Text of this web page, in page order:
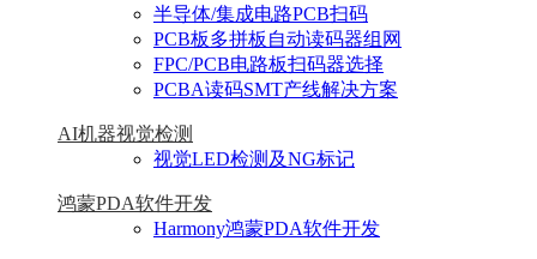
半导体/集成电路PCB扫码
PCB板多拼板自动读码器组网
FPC/PCB电路板扫码器选择
PCBA读码SMT产线解决方案
AI机器视觉检测
视觉LED检测及NG标记
鸿蒙PDA软件开发
Harmony鸿蒙PDA软件开发